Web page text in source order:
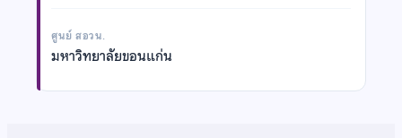
ศูนย์ สอวน.
มหาวิทยาลัยขอนแก่น